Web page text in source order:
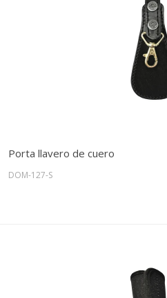
Porta llavero de cuero
DOM-127-S